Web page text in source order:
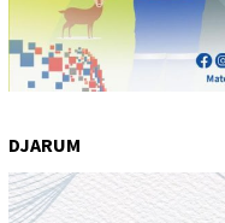
DJARUM